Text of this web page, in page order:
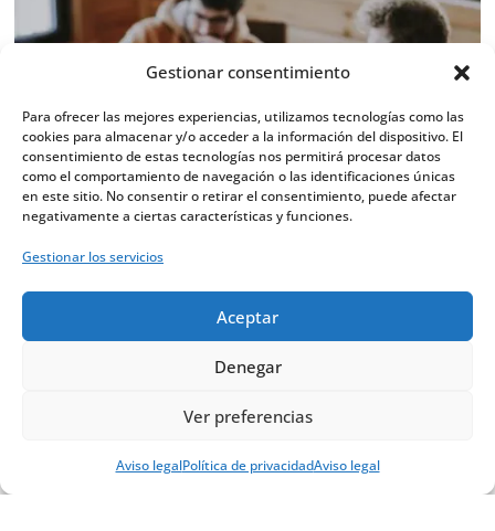
Gestionar consentimiento
Para ofrecer las mejores experiencias, utilizamos tecnologías como las
cookies para almacenar y/o acceder a la información del dispositivo. El
consentimiento de estas tecnologías nos permitirá procesar datos
como el comportamiento de navegación o las identificaciones únicas
en este sitio. No consentir o retirar el consentimiento, puede afectar
negativamente a ciertas características y funciones.
Gestionar los servicios
Aceptar
Denegar
Ver preferencias
Aviso legalPolítica de privacidadAviso legal